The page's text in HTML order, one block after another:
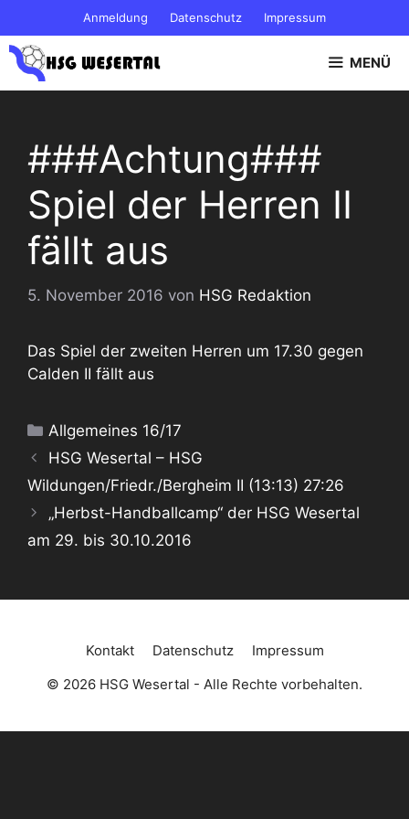
Inhalt
springen
Anmeldung Datenschutz Impressum
MENÜ
###Achtung###
Spiel der Herren II
fällt aus
5. November 2016 von HSG Redaktion
Das Spiel der zweiten Herren um 17.30 gegen
Calden II fällt aus
Kategorien
Allgemeines 16/17
HSG Wesertal – HSG
Wildungen/Friedr./Bergheim II (13:13) 27:26
„Herbst-Handballcamp“ der HSG Wesertal
am 29. bis 30.10.2016
Kontakt Datenschutz
Impressum
© 2026 HSG Wesertal - Alle Rechte vorbehalten.